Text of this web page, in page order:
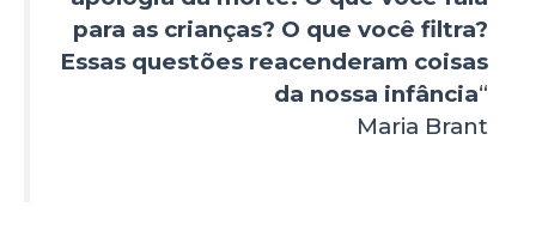
para as crianças? O que você filtra?
Essas questões reacenderam coisas
da nossa infância“
Maria Brant